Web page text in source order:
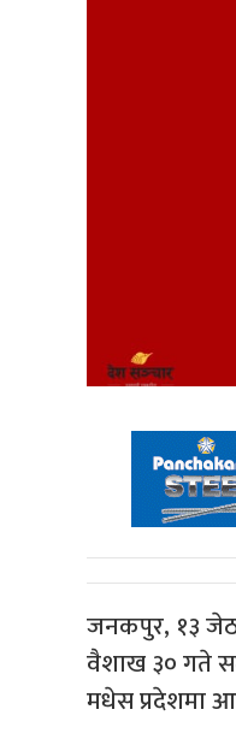
जनकपुर, १३ जेठ
वैशाख ३० गते
मधेस प्रदेशमा